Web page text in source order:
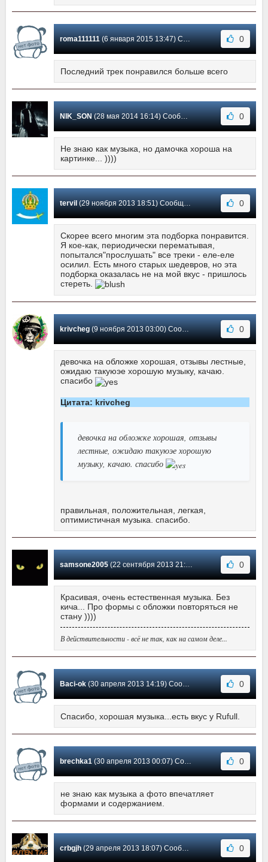
roma111111(6 января 2015 13:47) Сообщение #8 0
Последний трек понравился больше всего
NIK_SON(28 мая 2014 16:14) Сообщение #7 0
Не знаю как музыка, но дамочка хороша на
картинке... ))))
tervil (29 ноября 2013 18:51) Сообщение #6 0
Скорее всего многим эта подборка понравится.
Я кое-как, периодически перематывая,
попытался"прослушать" все треки - еле-еле
осилил. Есть много старых шедевров, но эта
подборка оказалась не на мой вкус - пришлось
стереть.
krivcheg(9 ноября 2013 03:00) Сообщение #5 0
девочка на обложке хорошая, отзывы лестные,
ожидаю такуюэе хорошую музыку, качаю.
спасибо
Цитата: krivcheg
девочка на обложке хорошая, отзывы
лестные, ожидаю такуюэе хорошую
музыку, качаю. спасибо
правильная, положительная, легкая,
оптимистичная музыка. спасибо.
samsone2005(22 сентября 2013 21:51) Сообщение #4 0
Красивая, очень естественная музыка. Без
кича... Про формы с обложки повторяться не
стану ))))
В действительности - всё не так, как на самом деле...
Baci-ok(30 апреля 2013 14:19) Сообщение #3 0
Спасибо, хорошая музыка...есть вкус у Rufull.
brechka1(30 апреля 2013 00:07) Сообщение #2 0
не знаю как музыка а фото впечатляет
формами и содержанием.
crbgjh(29 апреля 2013 18:07) Сообщение #1 0